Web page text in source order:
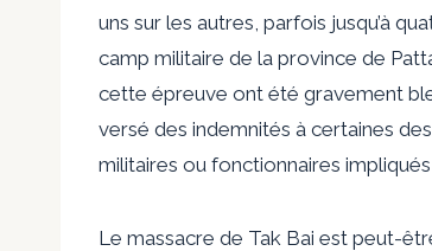
uns sur les autres, parfois jusqu’à
camp militaire de la province de
cette épreuve ont été gravement
versé des indemnités à certaines
militaires ou fonctionnaires
Le massacre de Tak Bai est peut-